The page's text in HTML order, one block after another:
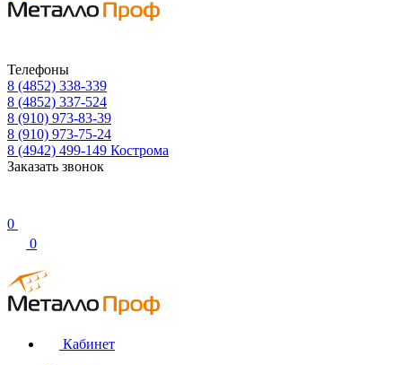
Телефоны
8 (4852) 338-339
8 (4852) 337-524
8 (910) 973-83-39
8 (910) 973-75-24
8 (4942) 499-149 Кострома
Заказать звонок
0
0
Кабинет